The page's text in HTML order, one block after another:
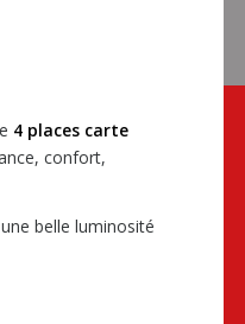
4 places carte
confort,
belle luminosité